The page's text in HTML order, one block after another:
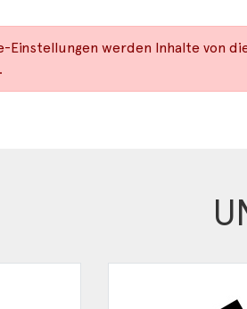
Einstellungen werden Inhalte von